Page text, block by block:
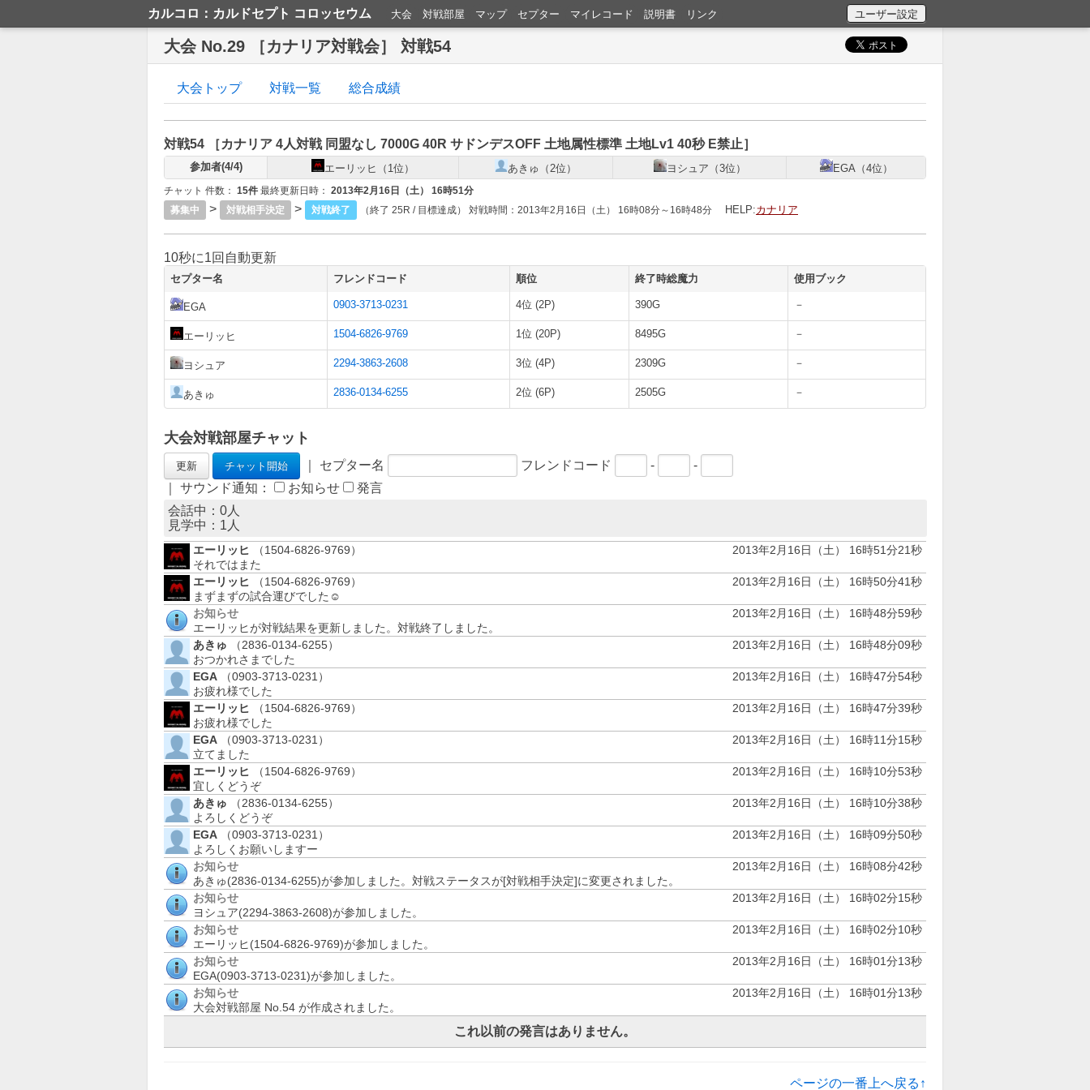
カルコロ：カルドセプト コロッセウム 大会 対戦部屋 マップ セプター マイレコード 説明書 リンク
大会 No.29 ［カナリア対戦会］ 対戦54
大会トップ 対戦一覧 総合成績
対戦54 ［カナリア 4人対戦 同盟なし 7000G 40R サドンデスOFF 土地属性標準 土地Lv1 40秒 E禁止］
参加者(4/4) エーリッヒ（1位） あきゅ（2位） ヨシュア（3位） EGA（4位）
チャット 件数： 15件 最終更新日時： 2013年2月16日（土） 16時51分
募集中
> 対戦相手決定 > 対戦終了 （終了 25R / 目標達成） 対戦時間：2013年2月16日（土） 16時08分～16時48分 HELP:カナリア
10秒に1回自動更新
EGA 0903-3713-0231 4位 (2P) 390G －
エーリッヒ 1504-6826-9769 1位 (20P) 8495G －
ヨシュア 2294-3863-2608 3位 (4P) 2309G －
あきゅ 2836-0134-6255 2位 (6P) 2505G －
セプター名 フレンドコード 順位 終了時総魔力 使用ブック
大会対戦部屋チャット
｜ セプター名 フレンドコード -
-
｜ サウンド通知：
お知らせ
発言
会話中：0人
見学中： 1 人
2013年2月16日（土） 16時51分21秒
エーリッヒ
（1504-6826-9769）
それではまた
2013年2月16日（土） 16時50分41秒
エーリッヒ
（1504-6826-9769）
まずまずの試合運びでした☺
2013年2月16日（土） 16時48分59秒
お知らせ
エーリッヒが対戦結果を更新しました。対戦終了しました。
2013年2月16日（土） 16時48分09秒
あきゅ
（2836-0134-6255）
おつかれさまでした
2013年2月16日（土） 16時47分54秒
EGA
（0903-3713-0231）
お疲れ様でした
2013年2月16日（土） 16時47分39秒
エーリッヒ
（1504-6826-9769）
お疲れ様でした
2013年2月16日（土） 16時11分15秒
EGA
（0903-3713-0231）
立てました
2013年2月16日（土） 16時10分53秒
エーリッヒ
（1504-6826-9769）
宜しくどうぞ
2013年2月16日（土） 16時10分38秒
あきゅ
（2836-0134-6255）
よろしくどうぞ
2013年2月16日（土） 16時09分50秒
EGA
（0903-3713-0231）
よろしくお願いしますー
2013年2月16日（土） 16時08分42秒
お知らせ
あきゅ(2836-0134-6255)が参加しました。対戦ステータスが[対戦相手決定]に変更されました。
2013年2月16日（土） 16時02分15秒
お知らせ
ヨシュア(2294-3863-2608)が参加しました。
2013年2月16日（土） 16時02分10秒
お知らせ
エーリッヒ(1504-6826-9769)が参加しました。
2013年2月16日（土） 16時01分13秒
お知らせ
EGA(0903-3713-0231)が参加しました。
2013年2月16日（土） 16時01分13秒
お知らせ
大会対戦部屋 No.54 が作成されました。
これ以前の発言はありません。
ページの一番上へ戻る↑